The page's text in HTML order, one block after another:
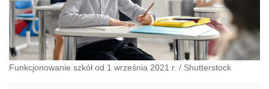
Funkcjonowanie szkół od 1 września 2021 r. / Shutterstock